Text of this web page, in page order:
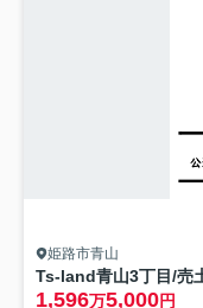
姫路市青山
Ts-land青山3丁目/売
1,596万5,000円